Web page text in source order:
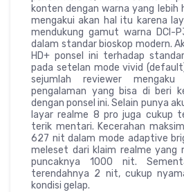
konten dengan warna yang lebih
mengakui akan hal itu karena
mendukung gamut warna DCI-
dalam standar bioskop modern.
HD+ ponsel ini terhadap
pada setelan mode vivid
sejumlah reviewer
pengalaman yang bisa di beri
dengan ponsel ini. Selain punya
layar realme 8 pro juga cukup
terik mentari. Kecerahan
627 nit dalam mode adaptive
meleset dari klaim realme yang
puncaknya 1000 nit.
terendahnya 2 nit, cukup
kondisi gelap.